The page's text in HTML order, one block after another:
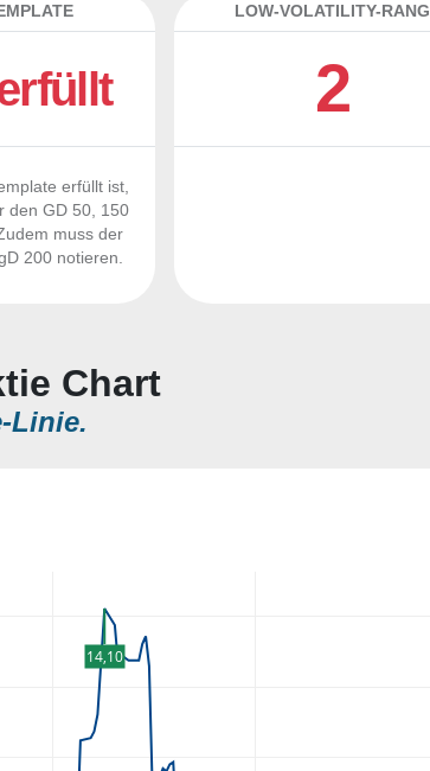
erfüllt ist,
den GD 50, 150
muss der
200 notieren.
LOW-VOLATILITY-RANG
2
Chart
Linie.
14,10